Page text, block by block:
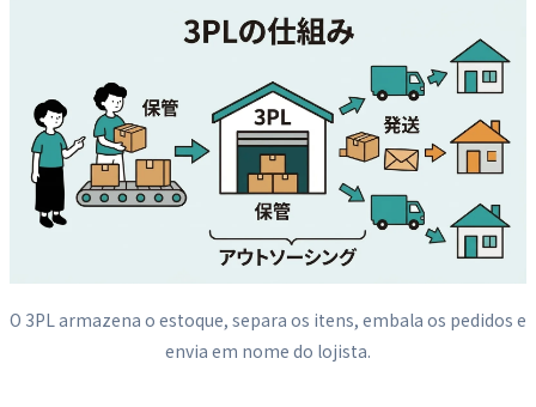
O 3PL armazena o estoque, separa os itens, embala os pedidos e
envia em nome do lojista.